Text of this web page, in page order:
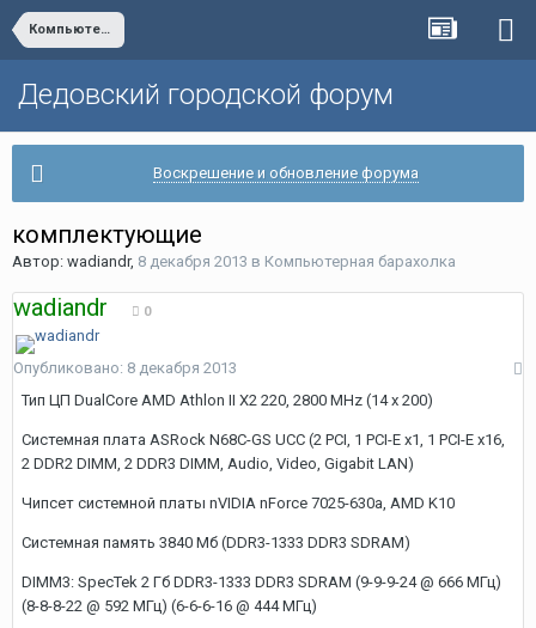
Компьютерная барахолка
Дедовский городской форум
Воскрешение и обновление форума
комплектующие
Автор: wadiandr, 8 декабря 2013 в Компьютерная барахолка
wadiandr 0
Опубликовано: 8 декабря 2013
Тип ЦП DualCore AMD Athlon II X2 220, 2800 MHz (14 x 200)
Системная плата ASRock N68C-GS UCC (2 PCI, 1 PCI-E x1, 1 PCI-E x16,
2 DDR2 DIMM, 2 DDR3 DIMM, Audio, Video, Gigabit LAN)
Чипсет системной платы nVIDIA nForce 7025-630a, AMD K10
Системная память 3840 Мб (DDR3-1333 DDR3 SDRAM)
DIMM3: SpecTek 2 Гб DDR3-1333 DDR3 SDRAM (9-9-9-24 @ 666 МГц)
(8-8-8-22 @ 592 МГц) (6-6-6-16 @ 444 МГц)